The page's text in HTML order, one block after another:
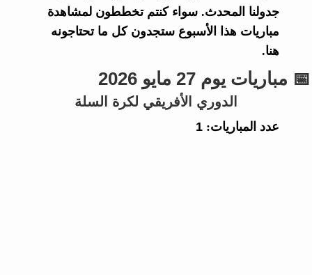
جدولنا المحدث. سواء كنتم تخططون لمشاهدة
مباريات هذا الأسبوع ستجدون كل ما تحتاجونه
هنا.
📅 مباريات يوم 27 مايو 2026
الدوري الأفريقي لكرة السلة
عدد المباريات:1